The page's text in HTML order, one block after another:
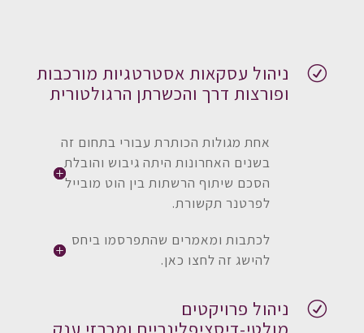
R
ניהול עסקאות אסטרטגיות מורכבות
ופורצות דרך והכשרתן הרגולטורית
אחת מגולות הכותרת עבורי בתחום זה
בשנים האחרונות היתה גיבוש והובלת
הסכם שיתוף הרשתות בין הוט מובייל
לפרטנר תקשורת.
לכתבות ומאמרים שהתפרסמו ביחס
להישג זה לחצו כאן.
R
ניהול פרויקטים